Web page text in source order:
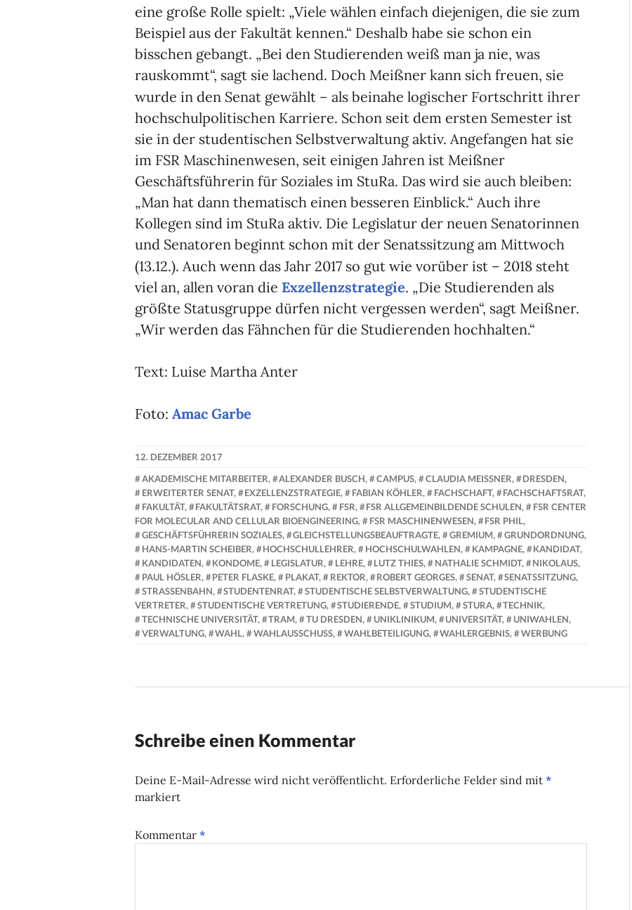
eine große Rolle spielt: „Viele wählen einfach diejenigen, die sie zum
Beispiel aus der Fakultät kennen.“ Deshalb habe sie schon ein
bisschen gebangt. „Bei den Studierenden weiß man ja nie, was
rauskommt“, sagt sie lachend. Doch Meißner kann sich freuen, sie
wurde in den Senat gewählt – als beinahe logischer Fortschritt ihrer
hochschulpolitischen Karriere. Schon seit dem ersten Semester ist
sie in der studentischen Selbstverwaltung aktiv. Angefangen hat sie
im FSR Maschinenwesen, seit einigen Jahren ist Meißner
Geschäftsführerin für Soziales im StuRa. Das wird sie auch bleiben:
„Man hat dann thematisch einen besseren Einblick.“ Auch ihre
Kollegen sind im StuRa aktiv. Die Legislatur der neuen Senatorinnen
und Senatoren beginnt schon mit der Senatssitzung am Mittwoch
(13.12.). Auch wenn das Jahr 2017 so gut wie vorüber ist – 2018 steht
viel an, allen voran die Exzellenzstrategie. „Die Studierenden als
größte Statusgruppe dürfen nicht vergessen werden“, sagt Meißner.
„Wir werden das Fähnchen für die Studierenden hochhalten.“
Text: Luise Martha Anter
Foto: Amac Garbe
12. DEZEMBER 2017
NADINE
FAUST
AKADEMISCHE MITARBEITER, ALEXANDER BUSCH, CAMPUS, CLAUDIA MEISSNER , DRESDEN,
ERWEITERTER SENAT, EXZELLENZSTRATEGIE, FABIAN KÖHLER, FACHSCHAFT, FACHSCHAFTSRAT,
FAKULTÄT, FAKULTÄTSRAT, FORSCHUNG, FSR, FSR ALLGEMEINBILDENDE SCHULEN,
FSR CENTER
FOR MOLECULAR AND CELLULAR BIOENGINEERING, FSR MASCHINENWESEN, FSR PHIL,
GESCHÄFTSFÜHRERIN SOZIALES, GLEICHSTELLUNGSBEAUFTRAGTE, GREMIUM, GRUNDORDNUNG,
HANS-MARTIN SCHEIBER, HOCHSCHULLEHRER, HOCHSCHULWAHLEN, KAMPAGNE, KANDIDAT,
KANDIDATEN, KONDOME, LEGISLATUR, LEHRE, LUTZ THIES, NATHALIE SCHMIDT, NIKOLAUS,
PAUL HÖSLER, PETER FLASKE, PLAKAT, REKTOR, ROBERT GEORGES, SENAT, SENATSSITZUNG,
STRASSENBAHN
, STUDENTENRAT, STUDENTISCHE SELBSTVERWALTUNG,
STUDENTISCHE
VERTRETER, STUDENTISCHE VERTRETUNG, STUDIERENDE, STUDIUM, STURA, TECHNIK,
TECHNISCHE UNIVERSITÄT, TRAM, TU DRESDEN, UNIKLINIKUM, UNIVERSITÄT, UNIWAHLEN,
VERWALTUNG, WAHL, WAHLAUSSCHUSS, WAHLBETEILIGUNG, WAHLERGEBNIS, WERBUNG
Schreibe einen Kommentar
Deine E-Mail-Adresse wird nicht veröffentlicht. Erforderliche Felder sind mit *
markiert
Kommentar *